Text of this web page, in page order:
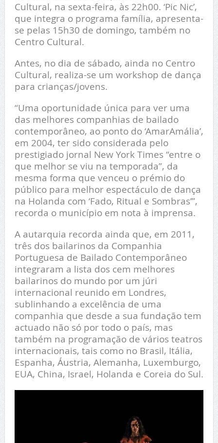
Cultural, na sexta-feira, às 22h00. ‘Pic Nic’,
que integra o programa família, apresenta-
se pelas 15h30 de domingo, também no
Centro Cultural.
Antes, no dia de sábado, ainda no Centro
Cultural, realiza-se um workshop de dança
para crianças/jovens.
“Uma oportunidade única para ver uma
das melhores companhias de bailado
contemporâneo, ao ponto do ‘AmarAmália’,
em 2004, ter sido considerada pelo
prestigiado jornal New York Times “entre o
que melhor se viu na temporada”, da
mesma forma que venceu o prémio do
público para melhor espectáculo de dança
na Holanda com ‘Fado, Ritual e Sombras’”,
recorda o município em nota à imprensa.
A autarquia recorda ainda que, em 2011,
três dos bailarinos da Companhia
Portuguesa de Bailado Contemporâneo
integraram a lista dos cem melhores
bailarinos do mundo por um júri
internacional reunido em Londres,
sublinhando a excelência de uma
companhia que desde a sua fundação tem
actuado não só por todo o país, mas
também na programação de vários teatros
internacionais, tais como no Brasil, Itália,
Espanha, Áustria, Alemanha, Luxemburgo,
EUA, China, Israel, Holanda e Coreia do Sul.